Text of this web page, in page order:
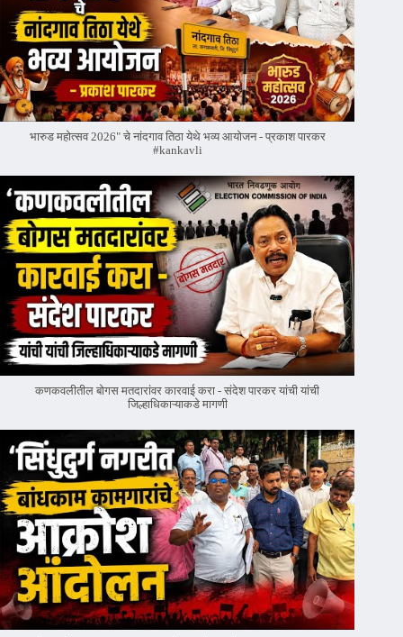
भारुड महोत्सव 2026" चे नांदगाव तिठा येथे भव्य आयोजन - प्रकाश पारकर
#kankavli
कणकवलीतील बोगस मतदारांवर‌ कारवाई करा - संदेश पारकर यांची यांची
जिल्हाधिकाऱ्याकडे मागणी